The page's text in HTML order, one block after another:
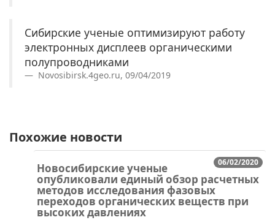
Сибирские ученые оптимизируют работу
электронных дисплеев органическими
полупроводниками
Novosibirsk.4geo.ru, 09/04/2019
Похожие новости
06/02/2020
Новосибирские ученые
опубликовали единый обзор расчетных
методов исследования фазовых
переходов органических веществ при
высоких давлениях